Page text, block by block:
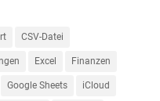
CSV-Datei
Excel Finanzen
Google Sheets iCloud